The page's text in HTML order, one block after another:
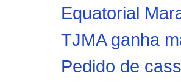
Equatorial
TJMA ganha
Pedido de